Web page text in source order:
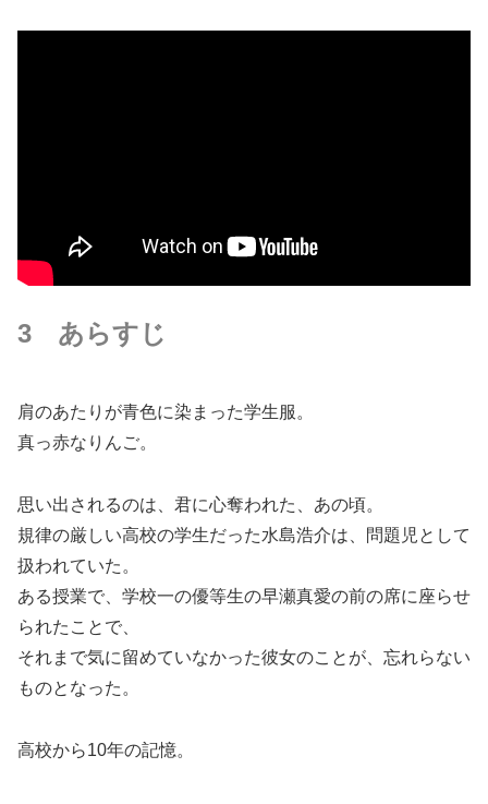
3 あらすじ
肩のあたりが青色に染まった学生服。
真っ赤なりんご。
思い出されるのは、君に心奪われた、あの頃。
規律の厳しい高校の学生だった水島浩介は、問題児として
扱われていた。
ある授業で、学校一の優等生の早瀬真愛の前の席に座らせ
られたことで、
それまで気に留めていなかった彼女のことが、忘れらない
ものとなった。
高校から10年の記憶。